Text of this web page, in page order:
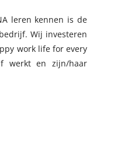
leren kennen is de
Wij investeren
work life for every
werkt en zijn/haar